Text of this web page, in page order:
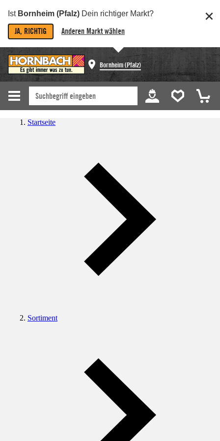
Ist Bornheim (Pfalz) Dein richtiger Markt?
JA, RICHTIG Anderen Markt wählen
Bornheim (Pfalz)
Startseite
Sortiment